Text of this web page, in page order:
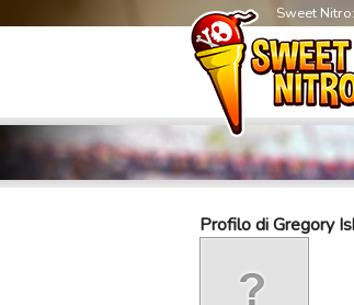
Sweet
Profilo di Gregory